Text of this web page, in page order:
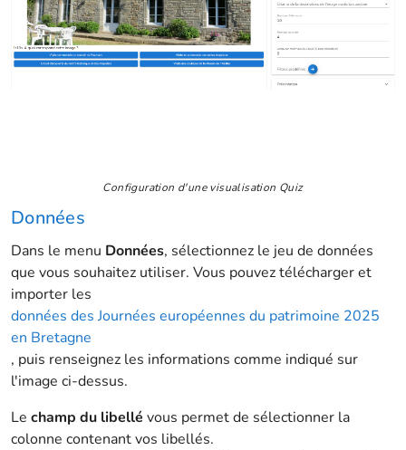
Configuration d'une visualisation Quiz
Données
Dans le menu Données, sélectionnez le jeu de données
que vous souhaitez utiliser. Vous pouvez télécharger et
importer les
données des Journées européennes du patrimoine 2025
en Bretagne
, puis renseignez les informations comme indiqué sur
l'image ci-dessus.
Le champ du libellé vous permet de sélectionner la
colonne contenant vos libellés.